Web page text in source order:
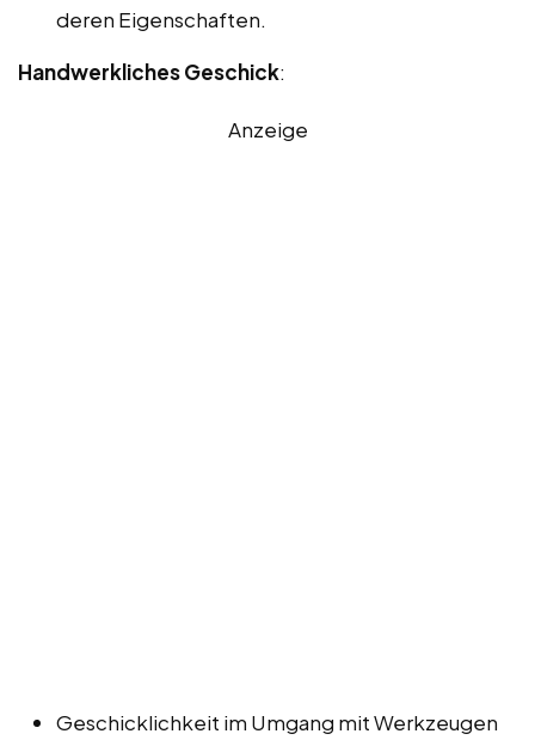
deren Eigenschaften.
Handwerkliches Geschick:
Anzeige
Geschicklichkeit im Umgang mit Werkzeugen